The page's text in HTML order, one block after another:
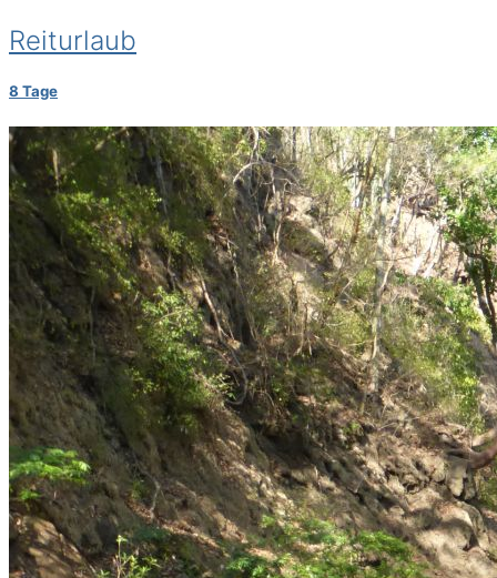
Reiturlaub
8 Tage